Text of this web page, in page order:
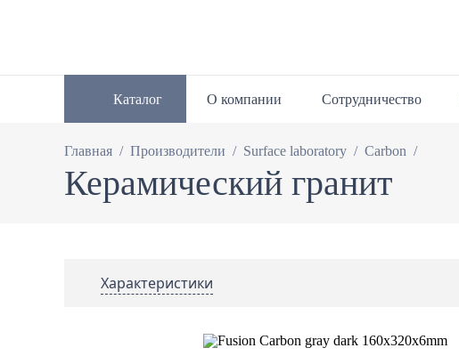
Каталог О компании Сотрудничество
Главная / Производители / Surface laboratory / Carbon /
Керамический гранит
Характеристики